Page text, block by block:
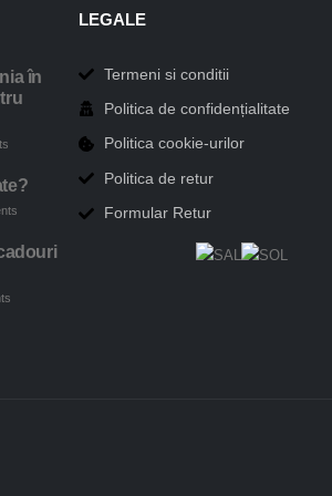
în
LEGALE
Termeni si conditii
Politica de confidențialitate
Politica cookie-urilor
Politica de retur
Formular Retur